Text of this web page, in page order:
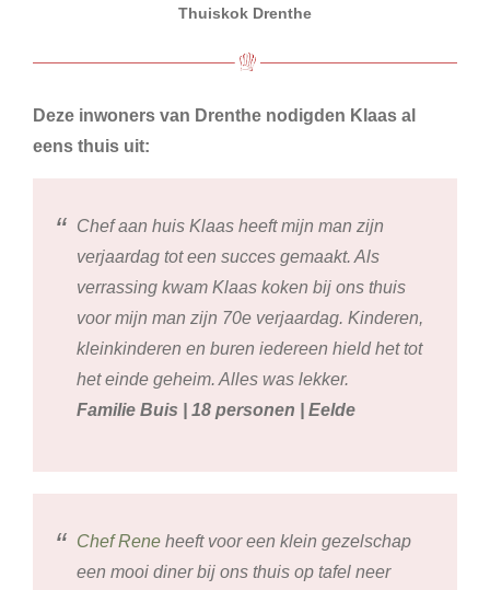
Thuiskok Drenthe
Deze inwoners van Drenthe nodigden Klaas al
eens thuis uit:
Chef aan huis Klaas heeft mijn man zijn
verjaardag tot een succes gemaakt. Als
verrassing kwam Klaas koken bij ons thuis
voor mijn man zijn 70e verjaardag. Kinderen,
kleinkinderen en buren iedereen hield het tot
het einde geheim. Alles was lekker.
Familie Buis | 18 personen | Eelde
Chef Rene heeft voor een klein gezelschap
een mooi diner bij ons thuis op tafel neer